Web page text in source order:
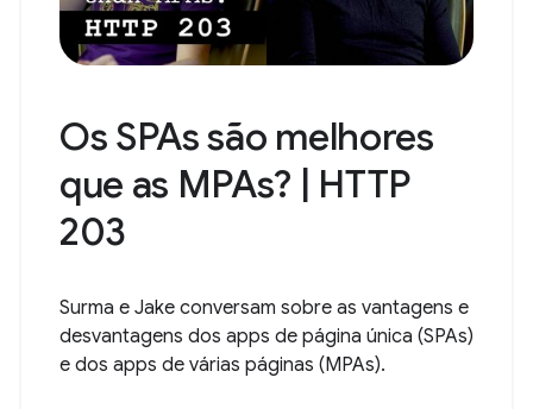
Os SPAs são melhores
que as MPAs? | HTTP
203
Surma e Jake conversam sobre as vantagens e
desvantagens dos apps de página única (SPAs)
e dos apps de várias páginas (MPAs).